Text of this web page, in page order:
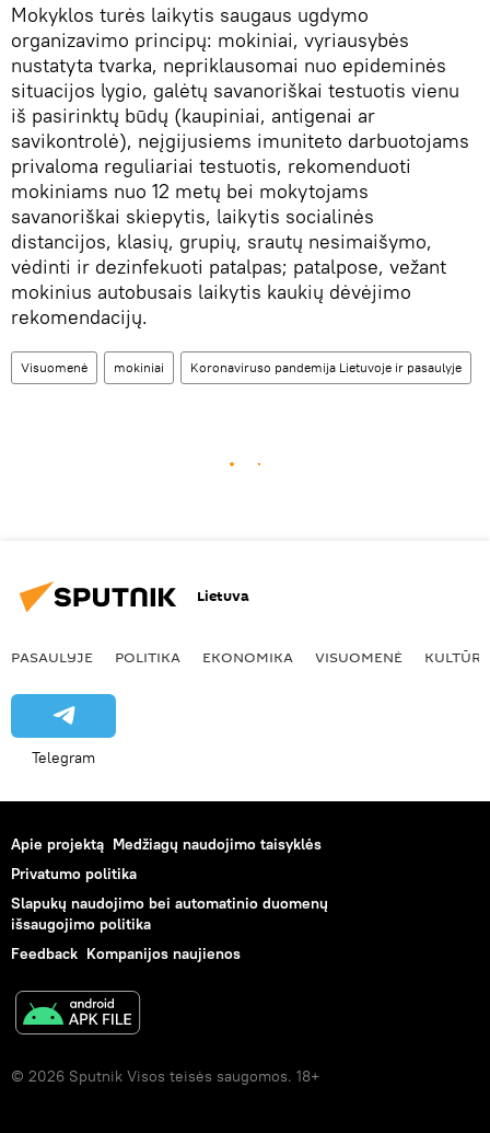
Mokyklos turės laikytis saugaus ugdymo
organizavimo principų: mokiniai, vyriausybės
nustatyta tvarka, nepriklausomai nuo epideminės
situacijos lygio, galėtų savanoriškai testuotis vienu
iš pasirinktų būdų (kaupiniai, antigenai ar
savikontrolė), neįgijusiems imuniteto darbuotojams
privaloma reguliariai testuotis, rekomenduoti
mokiniams nuo 12 metų bei mokytojams
savanoriškai skiepytis, laikytis socialinės
distancijos, klasių, grupių, srautų nesimaišymo,
vėdinti ir dezinfekuoti patalpas; patalpose, vežant
mokinius autobusais laikytis kaukių dėvėjimo
rekomendacijų.
Visuomenė mokiniai Koronaviruso pandemija Lietuvoje ir pasaulyje
Lietuva
PASAULYJE POLITIKA EKONOMIKA VISUOMENĖ KULTŪRA
Telegram
Apie projektą Medžiagų naudojimo taisyklės
Privatumo politika
Slapukų naudojimo bei automatinio duomenų
išsaugojimo politika
Feedback Kompanijos naujienos
© 2026 Sputnik Visos teisės saugomos. 18+